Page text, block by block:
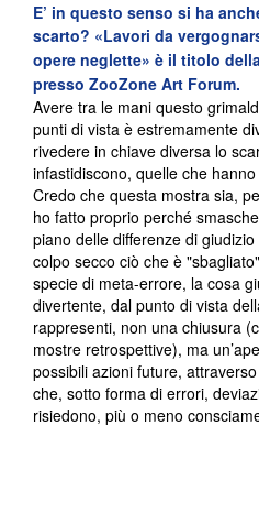
E’ in questo senso si ha
scarto? «Lavori da
opere neglette» è il titolo
presso ZooZone Art Forum.
Avere tra le mani questo
punti di vista è estremamente
rivedere in chiave diversa lo
infastidiscono, quelle che
Credo che questa mostra sia,
ho fatto proprio perché
piano delle differenze di
colpo secco ciò che è
specie di meta-errore, la cosa
divertente, dal punto di vista
rappresenti, non una chiusura
mostre retrospettive), ma
possibili azioni future,
che, sotto forma di errori,
risiedono, più o meno